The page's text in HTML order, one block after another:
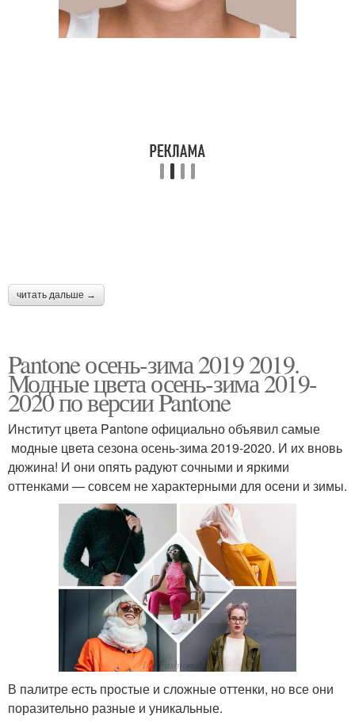
читать дальше →
Pantone осень-зима 2019 2019.
Модные цвета осень-зима 2019-
2020 по версии Pantone
Институт цвета Pantone официально объявил самые
модные цвета сезона осень-зима 2019-2020. И их вновь
дюжина! И они опять радуют сочными и яркими
оттенками — совсем не характерными для осени и зимы.
В палитре есть простые и сложные оттенки, но все они
поразительно разные и уникальные.